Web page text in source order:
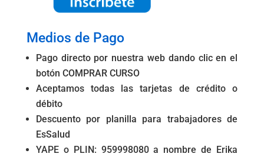
Medios de Pago
Pago directo por nuestra web dando clic en el
botón COMPRAR CURSO
Aceptamos todas las tarjetas de crédito o
débito
Descuento por planilla para trabajadores de
EsSalud
YAPE o PLIN: 959998080 a nombre de Erika